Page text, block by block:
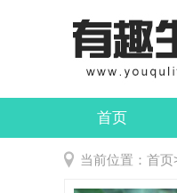
首页
娱乐
当前位置： 首页